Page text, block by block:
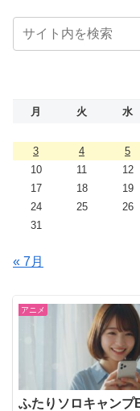
月 火 水
3
4 5
10
11 12
17
18 19
24
25 26
31
« 7月
アニメ
ふたりソロキャンプ